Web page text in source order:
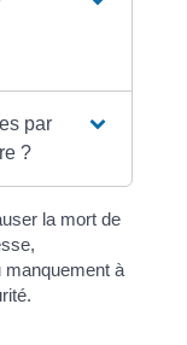
par
?
la mort de
manquement à